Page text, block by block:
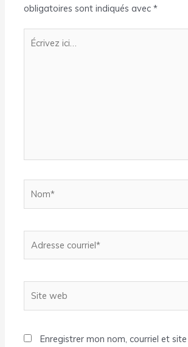
obligatoires sont indiqués avec*
Écrivez
ici…
courriel*
web
Enregistrer mon nom, courriel et